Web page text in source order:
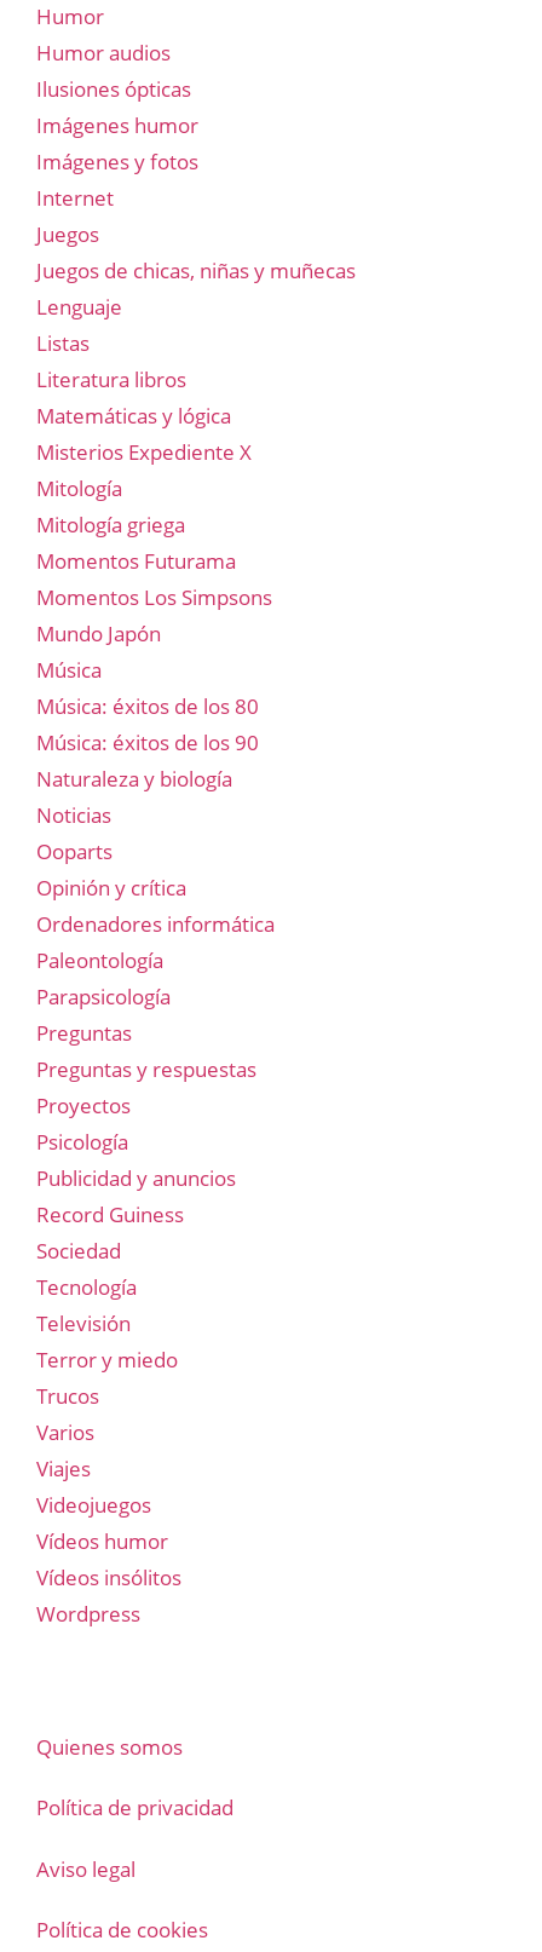
Humor
Humor audios
Ilusiones ópticas
Imágenes humor
Imágenes y fotos
Internet
Juegos
Juegos de chicas, niñas y muñecas
Lenguaje
Listas
Literatura libros
Matemáticas y lógica
Misterios Expediente X
Mitología
Mitología griega
Momentos Futurama
Momentos Los Simpsons
Mundo Japón
Música
Música: éxitos de los 80
Música: éxitos de los 90
Naturaleza y biología
Noticias
Ooparts
Opinión y crítica
Ordenadores informática
Paleontología
Parapsicología
Preguntas
Preguntas y respuestas
Proyectos
Psicología
Publicidad y anuncios
Record Guiness
Sociedad
Tecnología
Televisión
Terror y miedo
Trucos
Varios
Viajes
Videojuegos
Vídeos humor
Vídeos insólitos
Wordpress
Quienes somos
Política de privacidad
Aviso legal
Política de cookies